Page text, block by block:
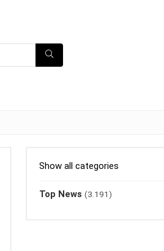
Show all categories
Top News (3.191)